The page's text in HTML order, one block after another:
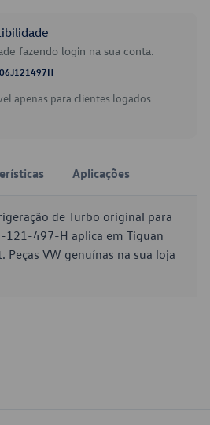
fazendo login na sua conta.
06J121497H
apenas para clientes logados.
Aplicações
de Turbo original para
121-497-H aplica em Tiguan
Peças VW genuínas na sua loja